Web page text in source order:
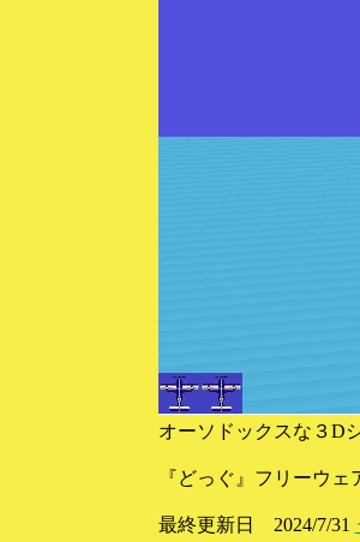
オーソドックスな３D
『どっぐ』フリーウ
最終更新日 2024/7/31